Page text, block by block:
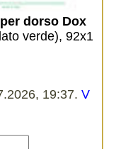
dorso Dox
verde), 92x1
19:37. V